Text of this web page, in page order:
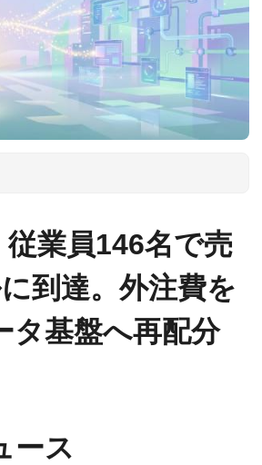
業員146名で売
到達。外注費を
タ基盤へ再配分
ース